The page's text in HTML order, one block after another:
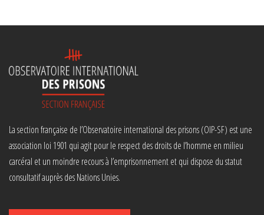
La section française de l’Observatoire international des prisons (OIP-SF) est une
association loi 1901 qui agit pour le respect des droits de l’homme en milieu
carcéral et un moindre recours à l’emprisonnement et qui dispose du statut
consultatif auprès des Nations Unies.